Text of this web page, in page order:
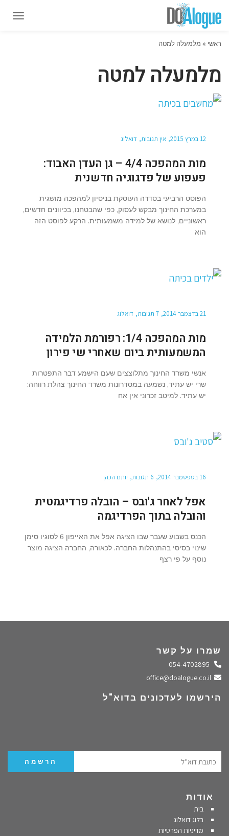
ראשי » מלמעלה למטה
מלמעלה למטה
12 במרץ 2015 אין תגובות דואלוג
מות המהפכה 4/4 – גן העדן האבוד:
פעפוע של פדגוגיה חדשנית
הפוסט הרביעי בסדרה העוסקת בניסיון למהפכה מושגית
במערכת החינוך מבקש לעסוק, כפי שהבטחנו, בכיוונים חדשים,
ראשוניים, לנושא של למידה משמעותית. הרקע לפוסט הזה
הוא
21 בדצמבר 2014 7 תגובות דואלוג
מות המהפכה 1/4: רפורמת הלמידה
המשמעותית ביום שאחרי שי פירון
אנשי משרד החינוך מתלוצצים שעם הישמע דבר התפטרות
שרי יש עתיד, נשמעה במסדרונות משרד החינוך צהלת רווחה:
יש עתיד. למיטב זכרוני אין אח
16 בספטמבר 2014 6 תגובות יותם הכהן
אפל לאחר ג'ובס – הובלה פרדיגמטית
והובלה בתוך הפרדיגמה
הכנס בשבוע שעבר שבו הציגה אפל את האייפון 6 לסוגיו סימן
שינוי בסיסי בהתנהלות החברה. לכאורה, החברה הציגה מוצר
נוסף על פי רצף
שמרו על קשר
התקשרו אלינו
שלחו מייל
הירשמו לעדכונים בדוא"ל
אודות
בית
בלוג דואלוג
מדיניות הפרטיות